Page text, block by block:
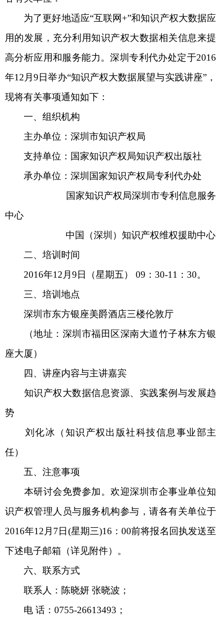
为了更好地适应“互联网+”和知识产权大数据应
用的发展，充分利用知识产权大数据相关信息来提
高分析应用和服务能力。深圳专利代办处定于2016
年12月9日举办“知识产权大数据展望与实践讲座”，
现将有关事项通知如下：
一、组织机构
主办单位：深圳市知识产权局
支持单位：国家知识产权局知识产权出版社
承办单位：深圳国家知识产权局专利代办处
国家知识产权局深圳市专利信息服务
中心
中国（深圳）知识产权维权援助中心
二、培训时间
2016年12月9日（星期五） 09：30-11：30。
三、培训地点
深圳市东方银座美爵酒店三楼伦敦厅
（地址：深圳市福田区深南大道竹子林东方银
座大厦）
四、讲座内容与主讲嘉宾
知识产权大数据信息资源、实践案例与发展趋
势
刘化冰（知识产权出版社科技信息事业部主
任）
五、注意事项
本研讨会免费参加。欢迎深圳市企事业单位知
识产权管理人员与服务机构参与，请各有关单位于
2016年12月7日(星期三)16：00前将报名回执发送至
下述电子邮箱（详见附件）。
六、联系方式
联系人：陈晓妍 张晓波；
电 话：0755-26613493；